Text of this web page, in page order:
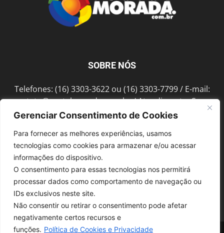
Gerenciar Consentimento de Cookies
Para fornecer as melhores experiências, usamos
tecnologias como cookies para armazenar e/ou acessar
informações do dispositivo.
O consentimento para essas tecnologias nos permitirá
processar dados como comportamento de navegação ou
IDs exclusivos neste site.
Não consentir ou retirar o consentimento pode afetar
negativamente certos recursos e
funções. Política de Cookies e Privacidade
SOBRE NÓS
Telefones: (16) 3303-3622 ou (16) 3303-7799 / E-mail:
contato@portalmorada.com.br/ Atendimento: Seg a
Sex das 8h às 18h / Endereço: Av. Bento de Abreu, 889
SIGA-NOS